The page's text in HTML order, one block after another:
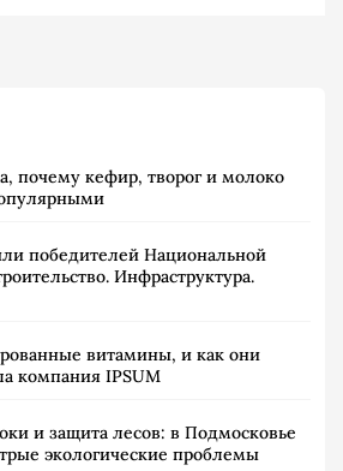
почему кефир, творог и молоко
победителей Национальной
Инфраструктура.
витамины, и как они
компания IPSUM
и защита лесов: в Подмосковье
экологические проблемы